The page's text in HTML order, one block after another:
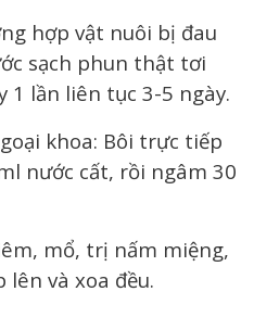
hợp vật nuôi bị đau
sạch phun thật tơi
1 lần liên tục 3-5 ngày.
khoa: Bôi trực tiếp
nước cất, rồi ngâm 30
mổ, trị nấm miệng,
và xoa đều.